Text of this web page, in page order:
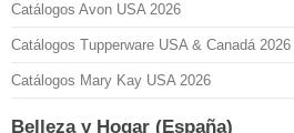
Catálogos Avon USA 2026
Catálogos Tupperware USA & Canadá 2026
Catálogos Mary Kay USA 2026
Belleza y Hogar (España)